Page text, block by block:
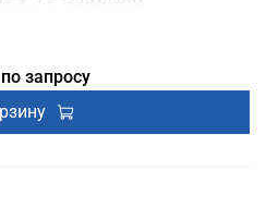
по 5 шт.
запросу